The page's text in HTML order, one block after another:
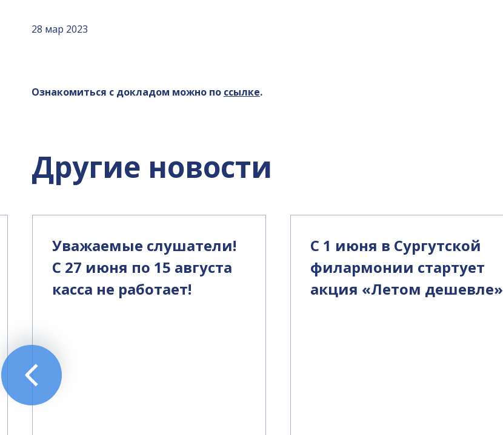
28 мар 2023
Ознакомиться с докладом можно по ссылке.
Другие новости
Уважаемые слушатели!
С 27 июня по 15 августа
касса не работает!
С 1 июня в Сургутской
филармонии стартует
акция «Летом дешевле»